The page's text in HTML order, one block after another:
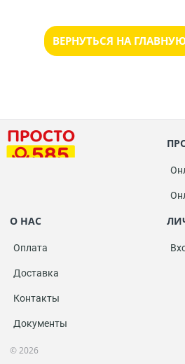
ВЕРНУТЬСЯ НА
О НАС
Оплата
Доставка
Контакты
Документы
© 2026